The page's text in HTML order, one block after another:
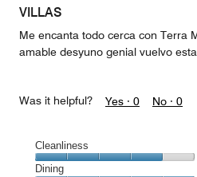
of
VILLAS
Me encanta todo cerca con Terra
amable desyuno genial vuelvo
Was it helpful? Yes · 0 No · 0
Cleanliness
Cleanliness,
Dining